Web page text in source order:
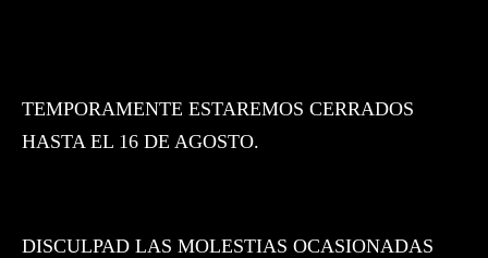
TEMPORAMENTE ESTAREMOS CERRADOS
HASTA EL 16 DE AGOSTO.
DISCULPAD LAS MOLESTIAS OCASIONADAS